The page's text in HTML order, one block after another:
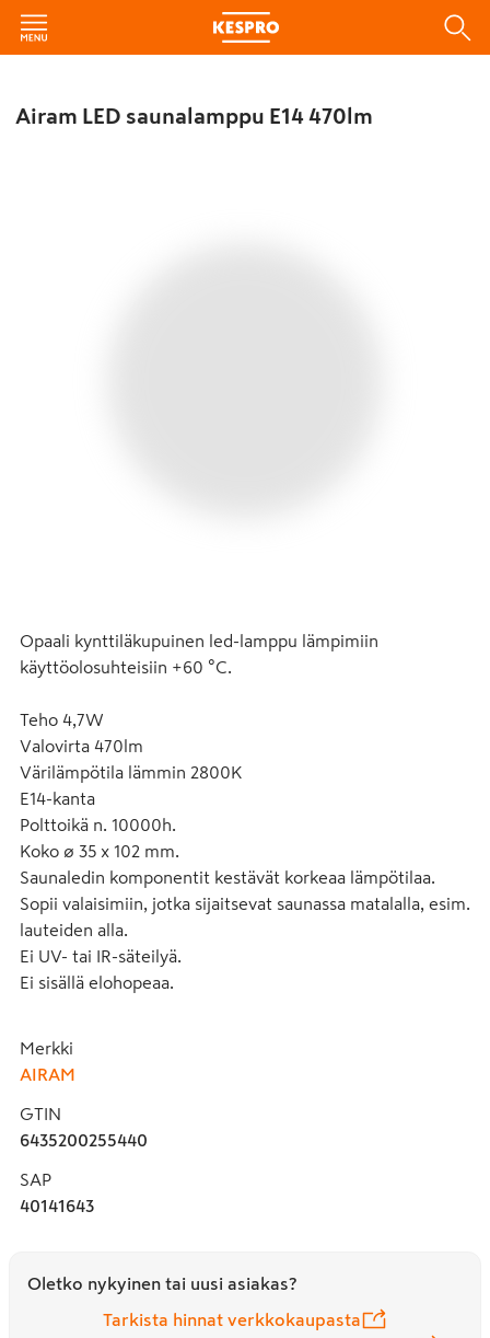
Airam LED saunalamppu E14 470lm
Opaali kynttiläkupuinen led-lamppu lämpimiin
käyttöolosuhteisiin +60 °C.
Teho 4,7W
Valovirta 470lm
Värilämpötila lämmin 2800K
E14-kanta
Polttoikä n. 10000h.
Koko ø 35 x 102 mm.
Saunaledin komponentit kestävät korkeaa lämpötilaa.
Sopii valaisimiin, jotka sijaitsevat saunassa matalalla, esim.
lauteiden alla.
Ei UV- tai IR-säteilyä.
Ei sisällä elohopeaa.
Merkki
AIRAM
GTIN
6435200255440
SAP
40141643
Oletko nykyinen tai uusi asiakas?
Tarkista hinnat verkkokaupasta